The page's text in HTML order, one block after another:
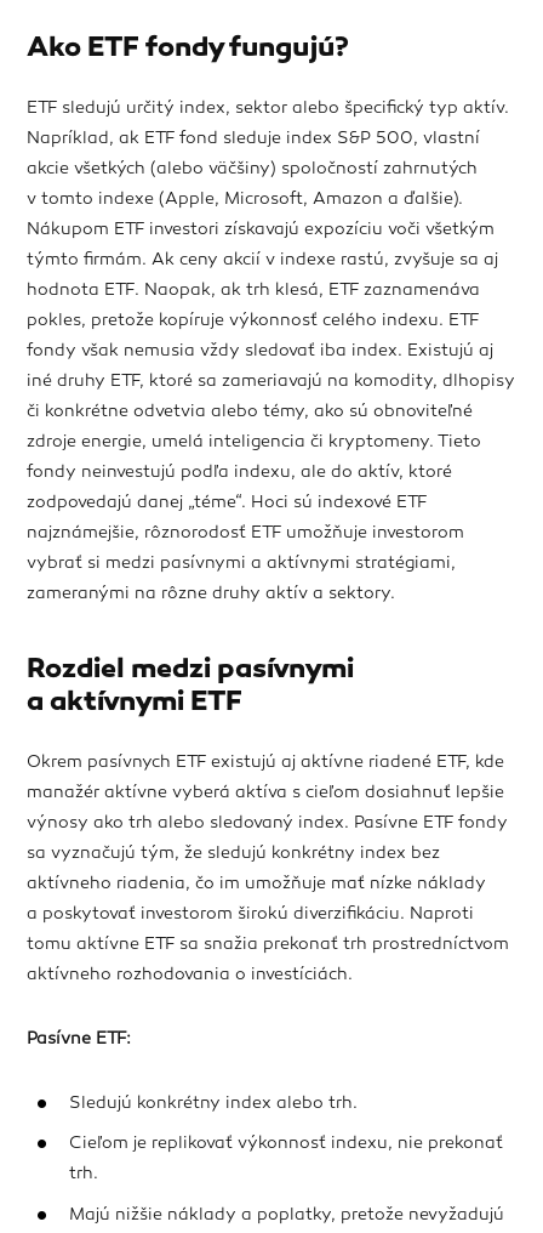
Ako ETF fondy fungujú?
ETF sledujú určitý index, sektor alebo špecifický typ aktív.
Napríklad, ak ETF fond sleduje index S&P 500, vlastní
akcie všetkých (alebo väčšiny) spoločností zahrnutých
v tomto indexe (Apple, Microsoft, Amazon a ďalšie).
Nákupom ETF investori získavajú expozíciu voči všetkým
týmto firmám. Ak ceny akcií v indexe rastú, zvyšuje sa aj
hodnota ETF. Naopak, ak trh klesá, ETF zaznamenáva
pokles, pretože kopíruje výkonnosť celého indexu. ETF
fondy však nemusia vždy sledovať iba index. Existujú aj
iné druhy ETF, ktoré sa zameriavajú na komodity, dlhopisy
či konkrétne odvetvia alebo témy, ako sú obnoviteľné
zdroje energie, umelá inteligencia či kryptomeny. Tieto
fondy neinvestujú podľa indexu, ale do aktív, ktoré
zodpovedajú danej „téme“. Hoci sú indexové ETF
najznámejšie, rôznorodosť ETF umožňuje investorom
vybrať si medzi pasívnymi a aktívnymi stratégiami,
zameranými na rôzne druhy aktív a sektory.
Rozdiel medzi pasívnymi
a aktívnymi ETF
Okrem pasívnych ETF existujú aj aktívne riadené ETF, kde
manažér aktívne vyberá aktíva s cieľom dosiahnuť lepšie
výnosy ako trh alebo sledovaný index. Pasívne ETF fondy
sa vyznačujú tým, že sledujú konkrétny index bez
aktívneho riadenia, čo im umožňuje mať nízke náklady
a poskytovať investorom širokú diverzifikáciu. Naproti
tomu aktívne ETF sa snažia prekonať trh prostredníctvom
aktívneho rozhodovania o investíciách.
Pasívne ETF:
Sledujú konkrétny index alebo trh.
Cieľom je replikovať výkonnosť indexu, nie prekonať
trh.
Majú nižšie náklady a poplatky, pretože nevyžadujú